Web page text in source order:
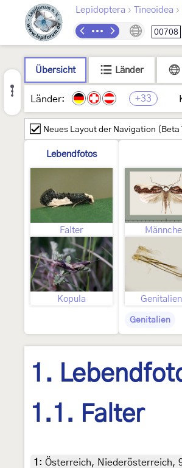
Lepidoptera › Tineoidea ›
00708
Übersicht Länder
Länder: +33
Neues Layout der Navigation (Beta
Lebendfotos
Falter
Kopula
Genitalien
1.
1.1. Falter
1 : Österreich, Niederösterreich,